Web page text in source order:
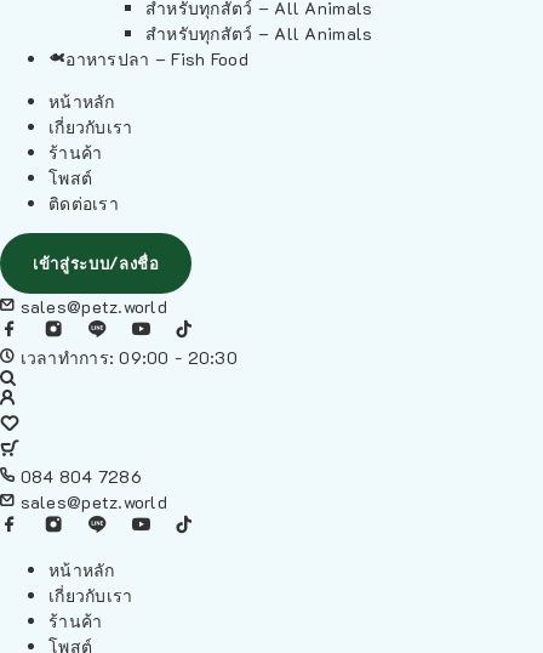
สำหรับทุกสัตว์ – All Animals
สำหรับทุกสัตว์ – All Animals
อาหารปลา – Fish Food
หน้าหลัก
เกี่ยวกับเรา
ร้านค้า
โพสต์
ติดต่อเรา
เข้าสู่ระบบ/ลงชื่อ
sales@petz.world
เวลาทำการ: 09:00 - 20:30
084 804 7286
sales@petz.world
หน้าหลัก
เกี่ยวกับเรา
ร้านค้า
โพสต์